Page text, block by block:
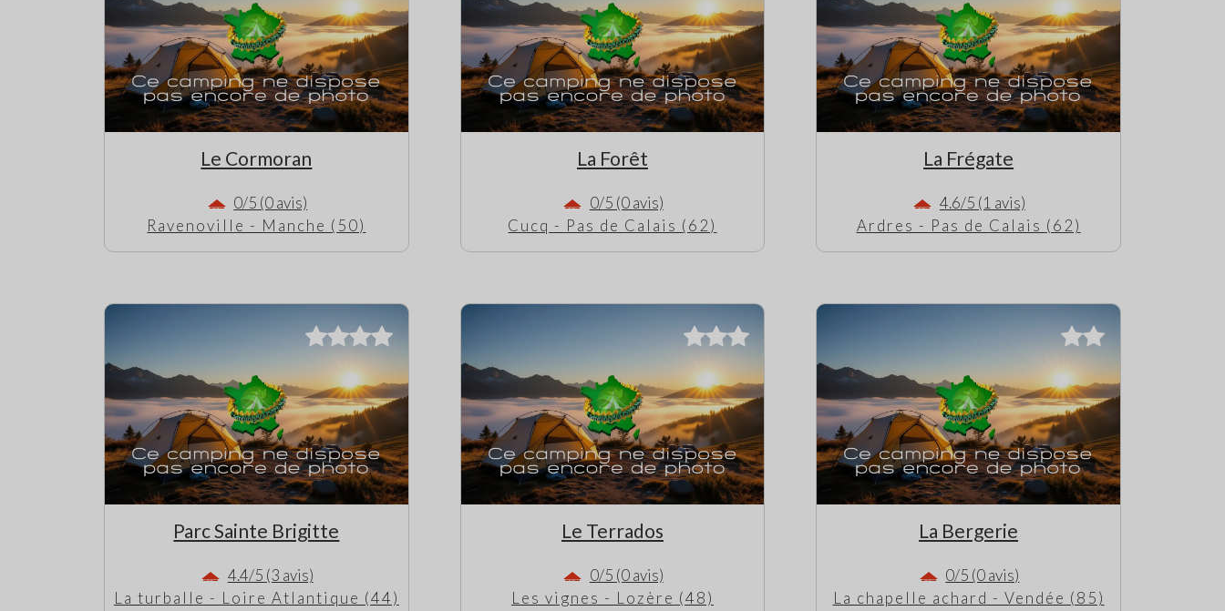
Le Cormoran
0/5 (0 avis)
Ravenoville - Manche (50)
La Forêt
0/5 (0 avis)
Cucq - Pas de Calais (62)
La Frégate
4.6/5 (1 avis)
Ardres - Pas de Calais (62)
Parc Sainte Brigitte
4.4/5 (3 avis)
La turballe - Loire Atlantique (44)
Le Terrados
0/5 (0 avis)
Les vignes - Lozère (48)
La Bergerie
0/5 (0 avis)
La chapelle achard - Vendée (85)